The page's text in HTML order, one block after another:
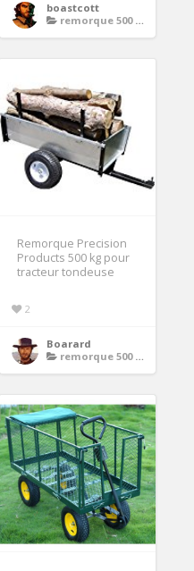
boastcott
remorque 500 kg
Remorque Precision
Products 500 kg pour
tracteur tondeuse
2
Boarard
remorque 500 kg